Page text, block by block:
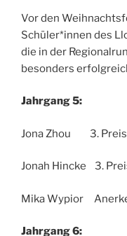
Vor den
Schüler*innen des
die in der
besonders
Jahrgang 5:
Jona Zhou 3. Preis
Jonah Hincke 3.
Mika Wypior
Jahrgang 6: